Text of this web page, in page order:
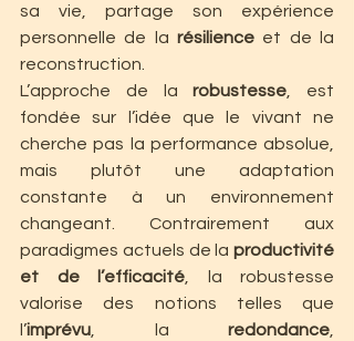
sa vie, partage son expérience
personnelle de la résilience et de la
reconstruction.
L’approche de la robustesse, est
fondée sur l’idée que le vivant ne
cherche pas la performance absolue,
mais plutôt une adaptation
constante à un environnement
changeant. Contrairement aux
paradigmes actuels de la productivité
et de l’efficacité, la robustesse
valorise des notions telles que
l’imprévu, la redondance,